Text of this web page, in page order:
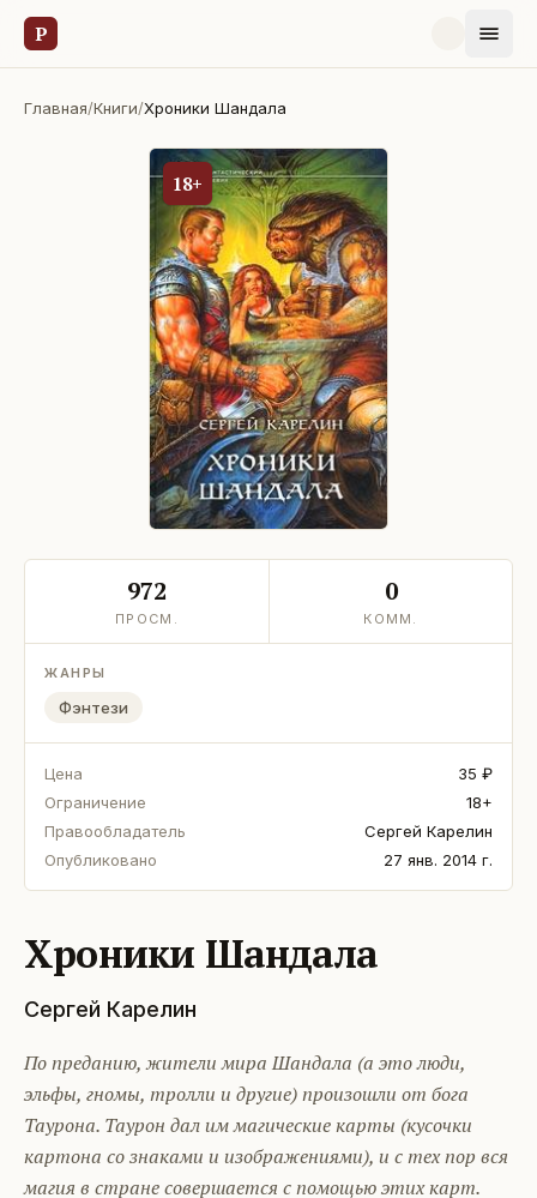
Р
Главная/Книги/Хроники Шандала
18+
972
ПРОСМ.
0
КОММ.
ЖАНРЫ
Фэнтези
Цена
35 ₽
Ограничение
18+
Правообладатель
Сергей Карелин
Опубликовано
27 янв. 2014 г.
Хроники Шандала
Сергей Карелин
По преданию, жители мира Шандала (а это люди,
эльфы, гномы, тролли и другие) произошли от бога
Таурона. Таурон дал им магические карты (кусочки
картона со знаками и изображениями), и с тех пор вся
магия в стране совершается с помощью этих карт.